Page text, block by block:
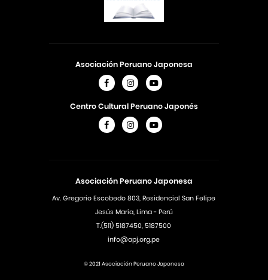
Asociación Peruano Japonesa
Av. Gregorio Escobedo 803, Residencial San Felipe
Jesús Maria, Lima - Perú
T.(511) 5187450, 5187500
info@apj.org.pe
Asociación Peruano Japonesa
Centro Cultural Peruano Japonés
© 2021 Asociación Peruano Japonesa